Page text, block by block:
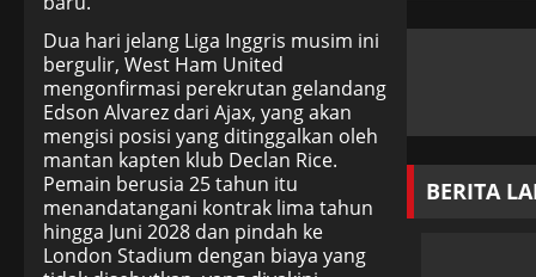
Dua hari jelang Liga Inggris musim ini
bergulir, West Ham United
mengonfirmasi perekrutan gelandang
Edson Alvarez dari Ajax, yang akan
mengisi posisi yang ditinggalkan oleh
mantan kapten klub Declan Rice.
Pemain berusia 25 tahun itu
menandatangani kontrak lima tahun
hingga Juni 2028 dan pindah ke
London Stadium dengan biaya yang
BERITA